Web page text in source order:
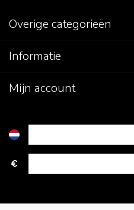
Overige categorieën
Informatie
Mijn account
€